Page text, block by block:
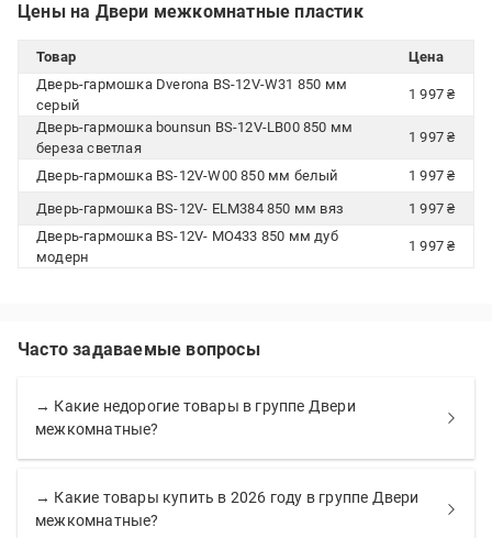
Цены на Двери межкомнатные пластик
Товар
Цена
Дверь-гармошка Dverona BS-12V-W31 850 мм
серый
1 997 ₴
Дверь-гармошка bounsun BS-12V-LB00 850 мм
береза светлая
1 997 ₴
Дверь-гармошка BS-12V-W00 850 мм белый
1 997 ₴
Дверь-гармошка BS-12V- ELM384 850 мм вяз
1 997 ₴
Дверь-гармошка BS-12V- MO433 850 мм дуб
модерн
1 997 ₴
Часто задаваемые вопросы
→ Какие недорогие товары в группе Двери
межкомнатные?
→ Какие товары купить в 2026 году в группе Двери
межкомнатные?